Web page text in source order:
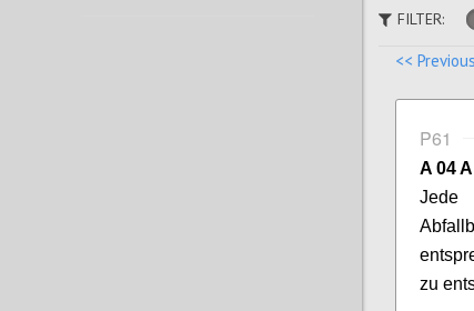
FILTER:
<<
P61
A 04
Jede
zu